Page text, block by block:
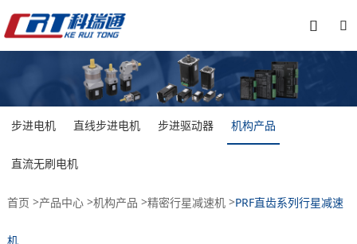


步进电机 直线步进电机 步进驱动器 机构产品
直流无刷电机
首页 >产品中心>机构产品 >精密行星减速机>PRF直齿系列行星减速
机